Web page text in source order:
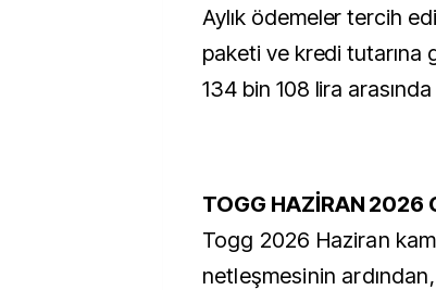
Aylık ödemeler tercih
paketi ve kredi tutarına
134 bin 108 lira
TOGG HAZİRAN 2026
Togg 2026 Haziran
netleşmesinin